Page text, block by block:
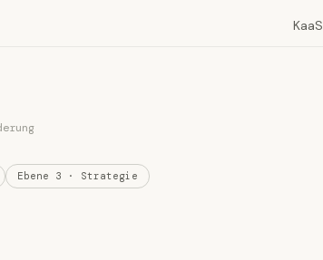
KaaS
Ebene 3 · Strategie